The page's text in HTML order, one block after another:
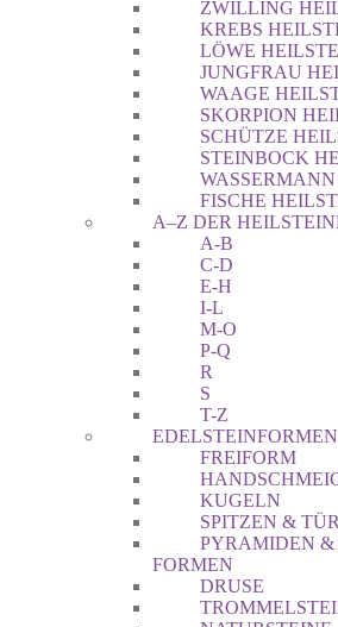
ZWILLING
KREBS
LÖWE
JUNGFRAU
WAAGE
SKORPION
SCHÜTZE
STEINBOCK
FISCHE
A–Z DER
A-B
C-D
E-H
I-L
M-O
P-Q
R
S
T-Z
FREIFORM
KUGELN
SPITZEN &
PYRAMIDEN &
FORMEN
DRUSE